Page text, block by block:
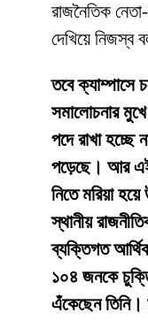
রাজনৈতিক
দেখিয়ে নিজস্ব
তবে ক্যাম্পাসে
সমালোচনার
পদে রাখা
পড়েছে। আর
নিতে মরিয়া
স্থানীয়
ব্যক্তিগত
১০৪ জনকে
এঁকেছেন